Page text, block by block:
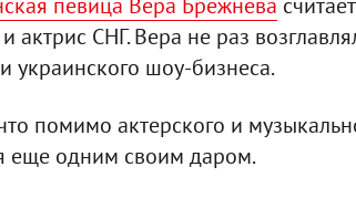
певица Вера Брежнева
актрис СНГ. Вера не раз
украинского шоу-бизнеса.
помимо актерского и
еще одним своим даром.